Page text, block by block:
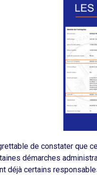
de constater que
démarches
déjà certains